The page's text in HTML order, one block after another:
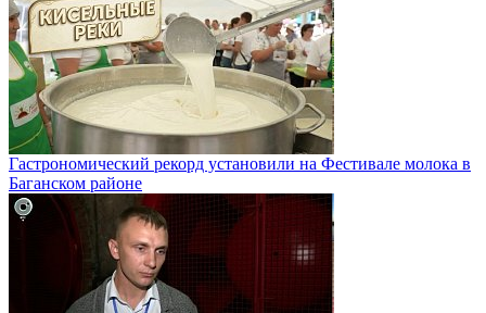
Гастрономический рекорд установили на Фестивале молока в
Баганском районе